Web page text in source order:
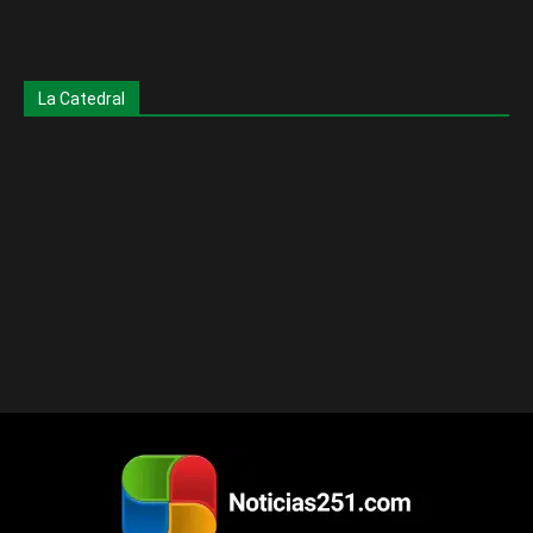
La Catedral